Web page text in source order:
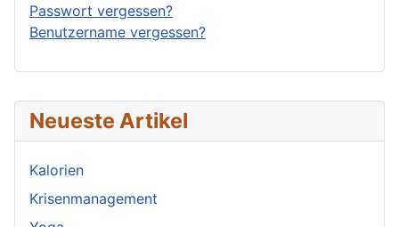
Neueste Artikel
Kalorien
Krisenmanagement
Passwort vergessen?
Benutzername vergessen?